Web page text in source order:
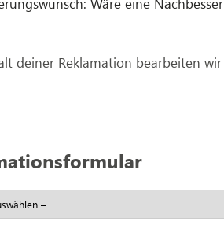
deiner Reklamation bearbeiten